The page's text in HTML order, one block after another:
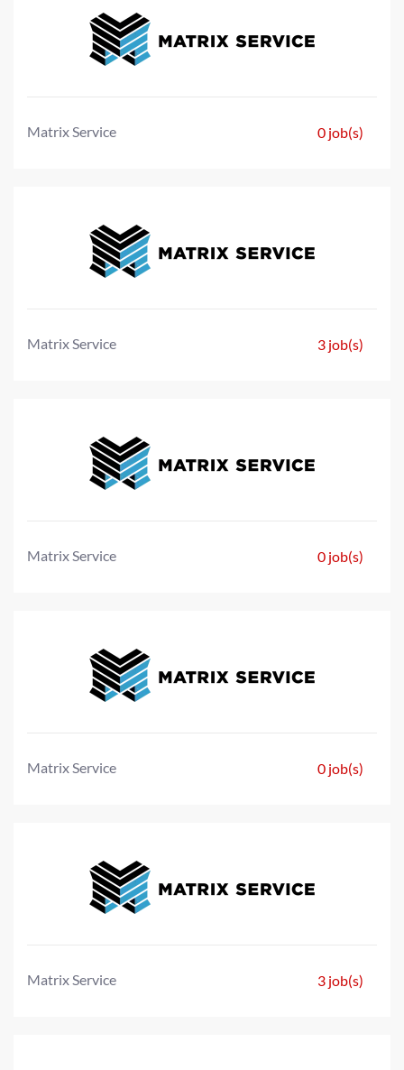
Matrix Service 0 job(s)
Matrix Service 3 job(s)
Matrix Service 0 job(s)
Matrix Service 0 job(s)
Matrix Service 3 job(s)